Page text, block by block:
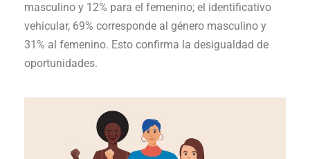
masculino y 12% para el femenino; el identificativo
vehicular, 69% corresponde al género masculino y
31% al femenino. Esto confirma la desigualdad de
oportunidades.